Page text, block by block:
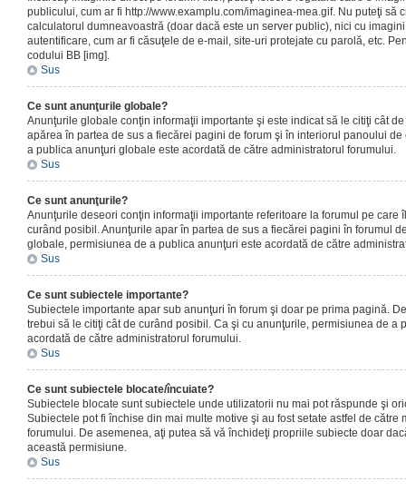
publicului, cum ar fi http://www.examplu.com/imaginea-mea.gif. Nu puteţi să
calculatorul dumneavoastră (doar dacă este un server public), nici cu
autentificare, cum ar fi căsuţele de e-mail, site-uri protejate cu parolă, etc.
codului BB [img].
Sus
Ce sunt anunţurile globale?
Anunţurile globale conţin informaţii importante şi este indicat să le citiţi cât
apărea în partea de sus a fiecărei pagini de forum şi în interiorul panoului
a publica anunţuri globale este acordată de către administratorul forumului.
Sus
Ce sunt anunţurile?
Anunţurile deseori conţin informaţii importante referitoare la forumul pe care
curând posibil. Anunţurile apar în partea de sus a fiecărei pagini în forumul
globale, permisiunea de a publica anunţuri este acordată de către
Sus
Ce sunt subiectele importante?
Subiectele importante apar sub anunţuri în forum şi doar pe prima pagină.
trebui să le citiţi cât de curând posibil. Ca şi cu anunţurile, permisiunea de a
acordată de către administratorul forumului.
Sus
Ce sunt subiectele blocate/încuiate?
Subiectele blocate sunt subiectele unde utilizatorii nu mai pot răspunde şi
Subiectele pot fi închise din mai multe motive şi au fost setate astfel de către
forumului. De asemenea, aţi putea să vă închideţi propriile subiecte doar
această permisiune.
Sus